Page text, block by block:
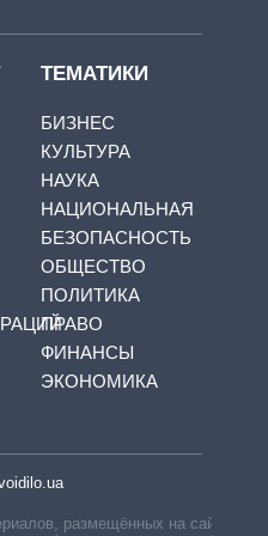
ТЕМАТИКИ
БИЗНЕС
КУЛЬТУРА
НАУКА
НАЦИОНАЛЬНАЯ
БЕЗОПАСНОСТЬ
ОБЩЕСТВО
ПОЛИТИКА
ПРАВО
ФИНАНСЫ
ЭКОНОМИКА
размещённых на сайте,